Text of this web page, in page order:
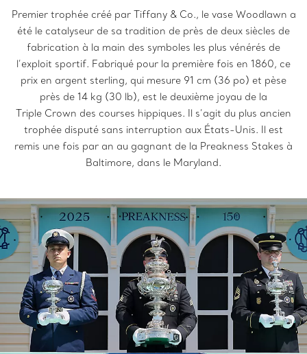
Premier trophée créé par Tiffany & Co., le vase Woodlawn a
été le catalyseur de sa tradition de près de deux siècles de
fabrication à la main des symboles les plus vénérés de
l’exploit sportif. Fabriqué pour la première fois en 1860, ce
prix en argent sterling, qui mesure 91 cm (36 po) et pèse
près de 14 kg (30 lb), est le deuxième joyau de la
Triple Crown des courses hippiques. Il s’agit du plus ancien
trophée disputé sans interruption aux États-Unis. Il est
remis une fois par an au gagnant de la Preakness Stakes à
Baltimore, dans le Maryland.